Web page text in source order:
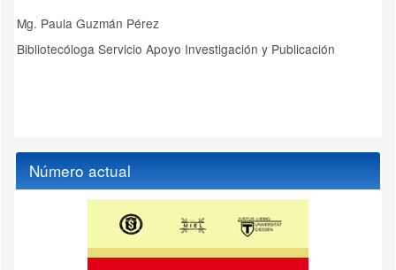
Mg. Paula Guzmán Pérez
Bibliotecóloga Servicio Apoyo Investigación y Publicación
Número actual